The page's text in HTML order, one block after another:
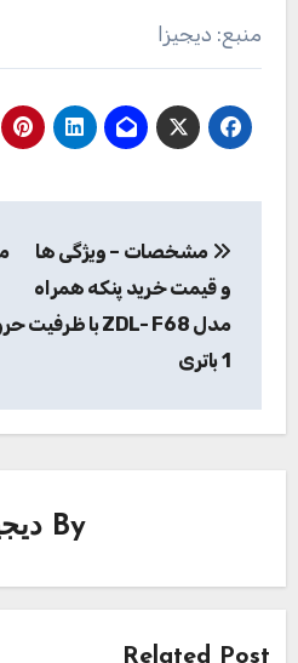
منبع: دیجیزا
نوشته
مشخصات – ویژگی ها
و قیمت خرید پنکه همراه
مدل ZDL- F68 با ظرفیت
1 باتری
By
Related Post